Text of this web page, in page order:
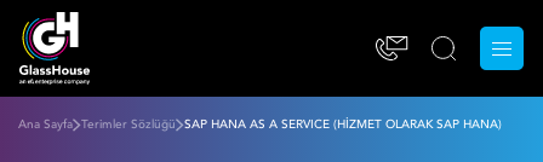
Ana Sayfa Terimler Sözlüğü SAP HANA AS A SERVICE (HİZMET OLARAK SAP HANA)